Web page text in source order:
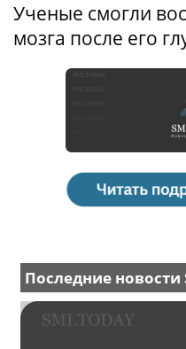
Ученые смогли
мозга после его